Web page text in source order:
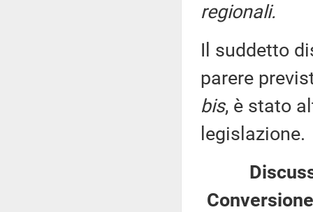
regionali.
Il suddetto
parere
bis, è stato
legislazione.